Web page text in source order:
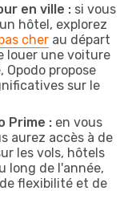
en ville : si vous
hôtel, explorez
cher au départ
louer une voiture
Opodo propose
sur le
Prime : en vous
aurez accès à de
les vols, hôtels
long de l'année,
flexibilité et de